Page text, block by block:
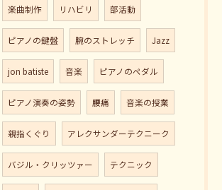
楽曲制作 リハビリ 部活動
ピアノの鍵盤 腕のストレッチ Jazz
jon batiste 音楽 ピアノのペダル
ピアノ演奏の姿勢 腰痛 音楽の授業
親指くぐり アレクサンダーテクニーク
バジル・クリッツァー テクニック